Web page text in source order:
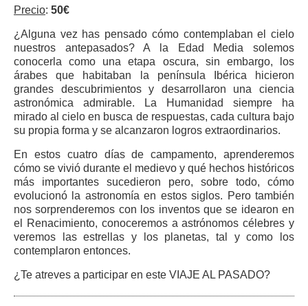
Precio: 50€
¿Alguna vez has pensado cómo contemplaban el cielo
nuestros antepasados? A la Edad Media solemos
conocerla como una etapa oscura, sin embargo, los
árabes que habitaban la península Ibérica hicieron
grandes descubrimientos y desarrollaron una ciencia
astronómica admirable. La Humanidad siempre ha
mirado al cielo en busca de respuestas, cada cultura bajo
su propia forma y se alcanzaron logros extraordinarios.
En estos cuatro días de campamento, aprenderemos
cómo se vivió durante el medievo y qué hechos históricos
más importantes sucedieron pero, sobre todo, cómo
evolucionó la astronomía en estos siglos. Pero también
nos sorprenderemos con los inventos que se idearon en
el Renacimiento, conoceremos a astrónomos célebres y
veremos las estrellas y los planetas, tal y como los
contemplaron entonces.
¿Te atreves a participar en este VIAJE AL PASADO?